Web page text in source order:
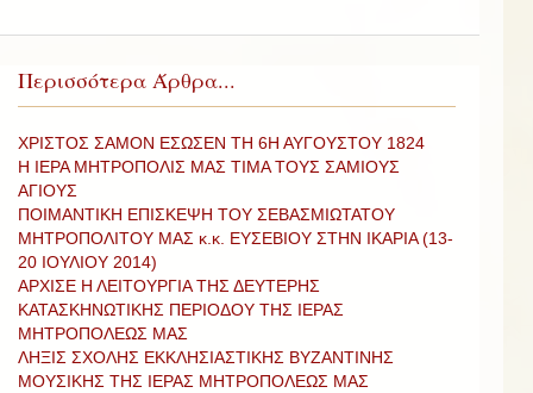
Περισσότερα Άρθρα...
ΧΡΙΣΤΟΣ ΣΑΜΟΝ ΕΣΩΣΕΝ ΤΗ 6Η ΑΥΓΟΥΣΤΟΥ 1824
Η ΙΕΡΑ ΜΗΤΡΟΠΟΛΙΣ ΜΑΣ ΤΙΜΑ ΤΟΥΣ ΣΑΜΙΟΥΣ
ΑΓΙΟΥΣ
ΠΟΙΜΑΝΤΙΚΗ ΕΠΙΣΚΕΨΗ ΤΟΥ ΣΕΒΑΣΜΙΩΤΑΤΟΥ
ΜΗΤΡΟΠΟΛΙΤΟΥ ΜΑΣ κ.κ. ΕΥΣΕΒΙΟΥ ΣΤΗΝ ΙΚΑΡΙΑ (13-
20 ΙΟΥΛΙΟΥ 2014)
AΡΧΙΣΕ Η ΛΕΙΤΟΥΡΓΙΑ ΤΗΣ ΔΕΥΤΕΡΗΣ
ΚΑΤΑΣΚΗΝΩΤΙΚΗΣ ΠΕΡΙΟΔΟΥ ΤΗΣ ΙΕΡΑΣ
ΜΗΤΡΟΠΟΛΕΩΣ ΜΑΣ
ΛΗΞΙΣ ΣΧΟΛΗΣ ΕΚΚΛΗΣΙΑΣΤΙΚΗΣ ΒΥΖΑΝΤΙΝΗΣ
ΜΟΥΣΙΚΗΣ ΤΗΣ ΙΕΡΑΣ ΜΗΤΡΟΠΟΛΕΩΣ ΜΑΣ